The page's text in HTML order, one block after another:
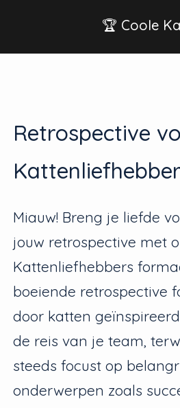
🏆 Coole
Retrospective
Miauw! Breng je liefde
jouw retrospective met
Kattenliefhebbers
boeiende retrospective
door katten
de reis van je team,
steeds focust op
onderwerpen zoals